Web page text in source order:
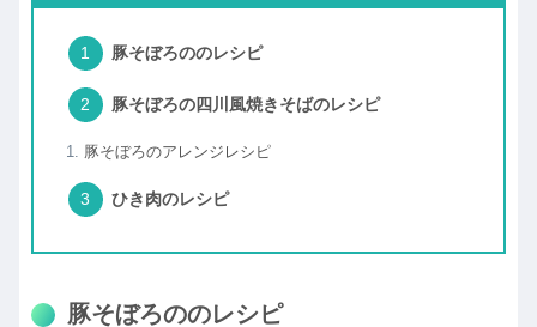
豚そぼろののレシピ
豚そぼろの四川風焼きそばのレシピ
豚そぼろのアレンジレシピ
ひき肉のレシピ
豚そぼろののレシピ